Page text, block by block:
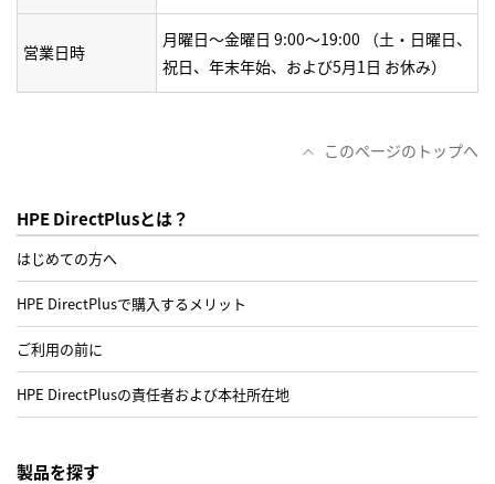
営業日時
月曜日～金曜日 9:00～19:00 （土・日曜日、
祝日、年末年始、および5月1日 お休み）
このページのトップへ
HPE DirectPlusとは？
はじめての方へ
HPE DirectPlusで購入するメリット
ご利用の前に
HPE DirectPlusの責任者および本社所在地
製品を探す